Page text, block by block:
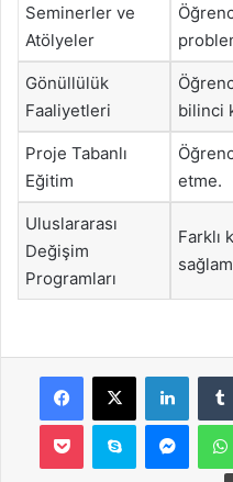
Seminerler ve
Atölyeler
Gönüllülük
Faaliyetleri
bilinci
Proje Tabanlı
Eğitim
etme.
Uluslararası
Değişim
Programları
Farklı
Facebook
X
Pocket Skype